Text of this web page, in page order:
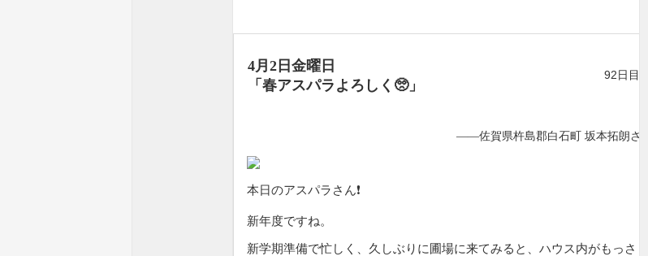
4月2日金曜日
「 春アスパラよろしく 🥺」
92日目
——佐賀県杵島郡白石町 坂本拓朗さん
本日のアスパラさん❗️
新年度ですね。
新学期準備で忙しく、久しぶりに圃場に来てみると、ハウス内がもっさり